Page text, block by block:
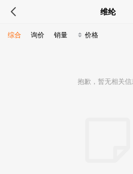
维纶
综合 询价 销量 价格
抱歉，暂无相关信